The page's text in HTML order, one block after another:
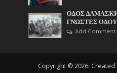
ΟΔΟΣ
ΓΝΩΣΤΕΣ
Add Comment
Copyright © 2026. Created